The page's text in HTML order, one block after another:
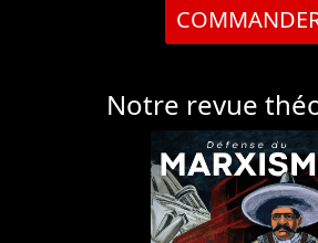
Notre revue